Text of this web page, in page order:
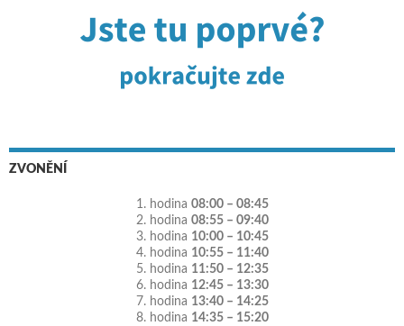
ZVONĚNÍ
1. hodina 08:00 – 08:45
2. hodina 08:55 – 09:40
3. hodina 10:00 – 10:45
4. hodina 10:55 – 11:40
5. hodina 11:50 – 12:35
6. hodina 12:45 – 13:30
7. hodina 13:40 – 14:25
8. hodina 14:35 – 15:20